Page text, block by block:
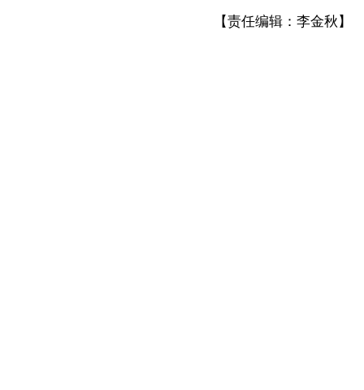
【责任编辑：李金秋】